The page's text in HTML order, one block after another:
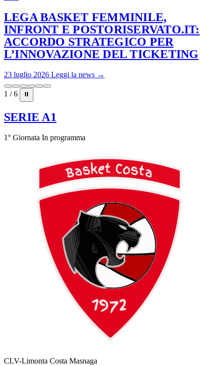
LEGA BASKET FEMMINILE,
INFRONT E POSTORISERVATO.IT:
ACCORDO STRATEGICO PER
L’INNOVAZIONE DEL TICKETING
23 luglio 2026 Leggi la news →
1 / 6 ⏸
SERIE A1
1° Giornata In programma
CLV-Limonta Costa Masnaga